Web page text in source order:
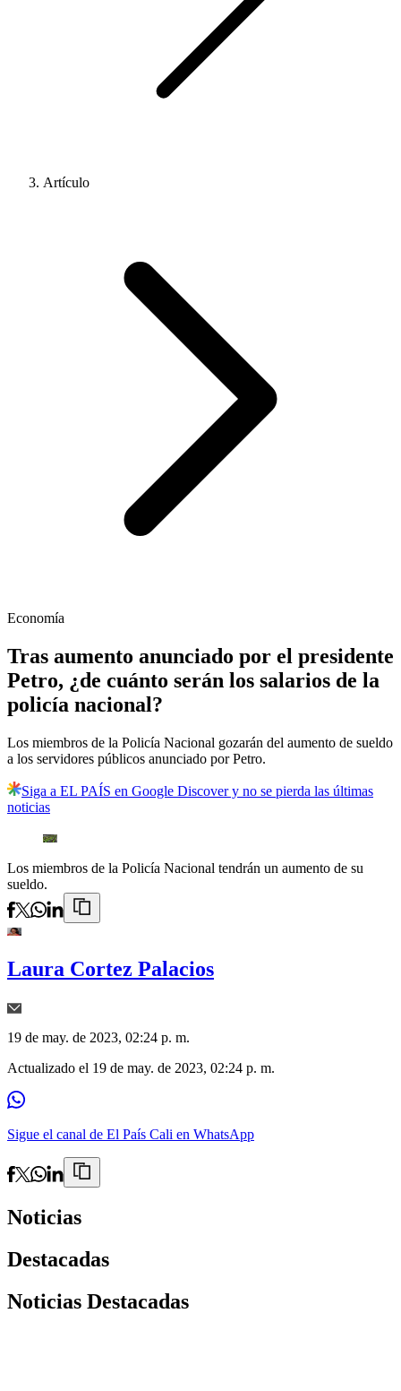
Artículo
Economía
Tras aumento anunciado por el presidente
Petro, ¿de cuánto serán los salarios de la
policía nacional?
Los miembros de la Policía Nacional gozarán del aumento de sueldo
a los servidores públicos anunciado por Petro.
Siga a EL PAÍS en Google Discover y no se pierda las últimas
noticias
Los miembros de la Policía Nacional tendrán un aumento de su
sueldo.
Laura Cortez Palacios
19 de may. de 2023, 02:24 p. m.
Actualizado el 19 de may. de 2023, 02:24 p. m.
Sigue el canal de El País Cali en WhatsApp
Noticias
Destacadas
Noticias Destacadas